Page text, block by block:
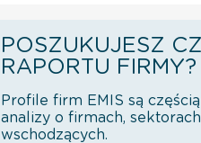
POSZUKUJESZ
RAPORTU FIRMY?
Profile firm EMIS są
analizy o firmach,
wschodzących.